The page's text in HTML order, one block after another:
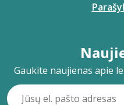
Gaukite naujienas apie